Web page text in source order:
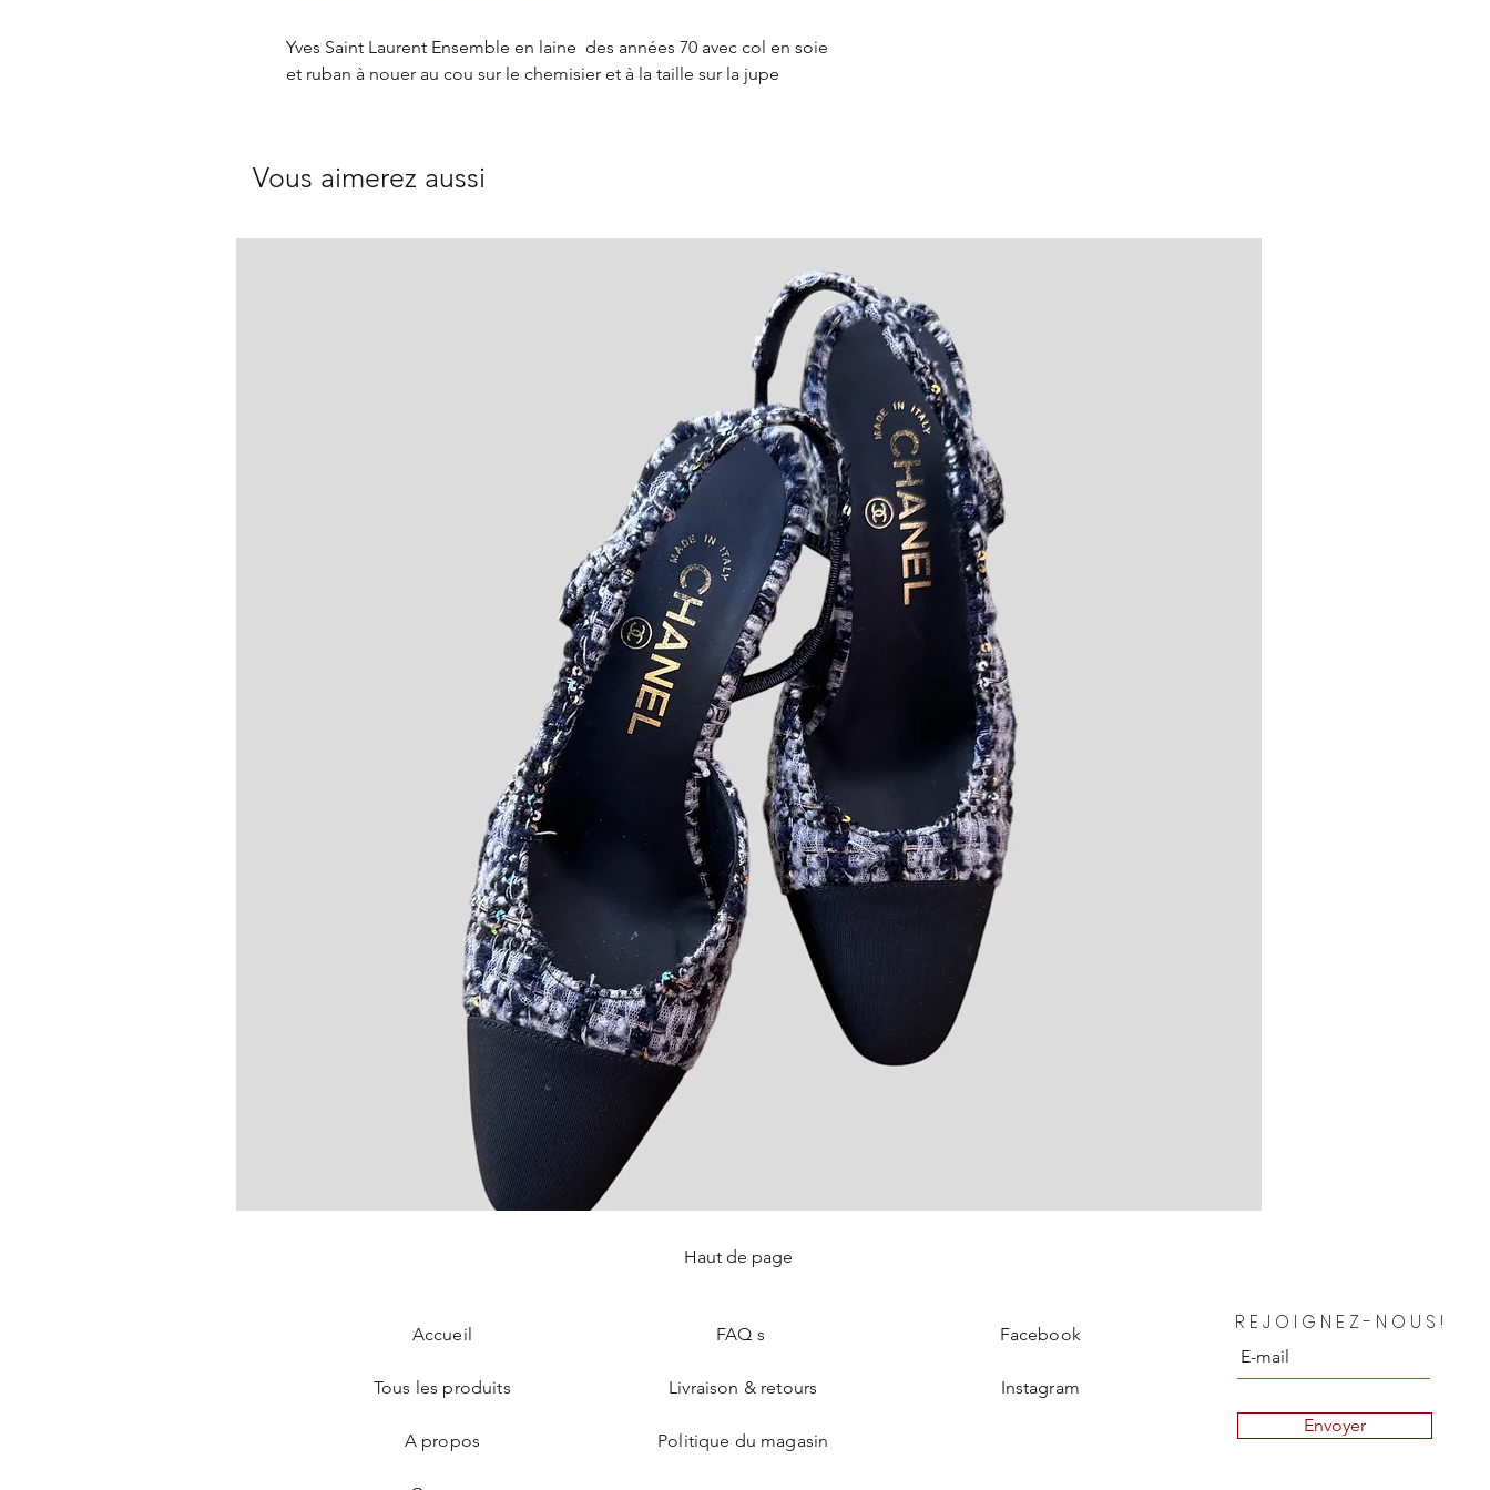
Yves Saint Laurent Ensemble en laine des années 70 avec col en soie
et ruban à nouer au cou sur le chemisier et à la taille sur la jupe
Vous aimerez aussi
Prix
850,00 €
Accueil
Tous les produits
A propos
Haut de page
FAQ s
Livraison & retours
Politique du magasin
Facebook
Instagram
REJOIGNEZ-NOUS!
Envoyer